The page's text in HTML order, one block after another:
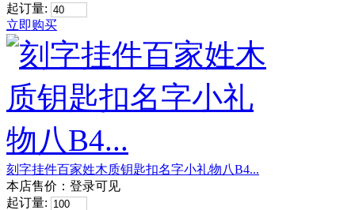
起订量:
立即购买
刻字挂件百家姓木质钥匙扣名字小礼物八B4...
本店售价： 登录可见
起订量: